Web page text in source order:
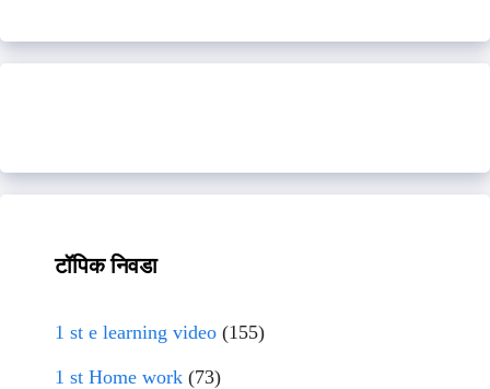
टॉपिक निवडा
1 st e learning video (155)
1 st Home work (73)